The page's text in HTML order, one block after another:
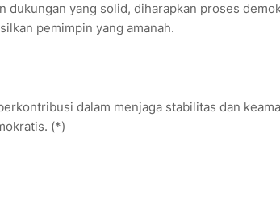
dukungan yang solid, diharapkan proses
pemimpin yang amanah.
dalam menjaga stabilitas dan
(*)